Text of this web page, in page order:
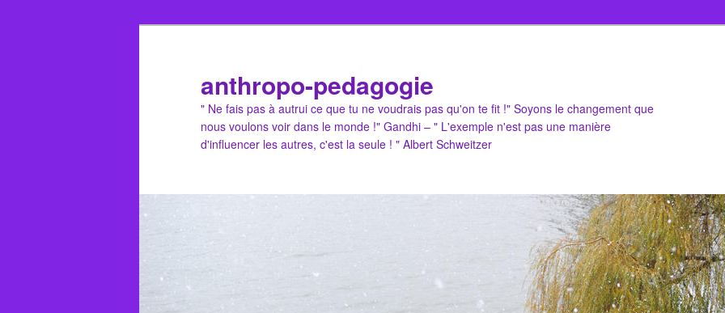
anthropo-pedagogie
" Ne fais pas à autrui ce que tu ne voudrais pas qu'on te fit !" Soyons le changement que
nous voulons voir dans le monde !" Gandhi – " L'exemple n'est pas une manière
d'influencer les autres, c'est la seule ! " Albert Schweitzer